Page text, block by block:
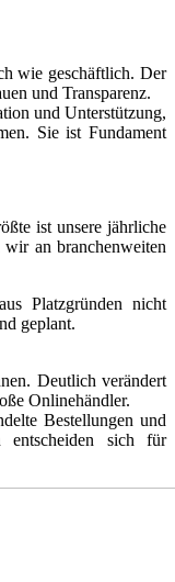
wie geschäftlich. Der
und Transparenz.
und Unterstützung,
Sie ist Fundament
ist unsere jährliche
an branchenweiten
Platzgründen nicht
geplant.
Deutlich verändert
Onlinehändler.
Bestellungen und
entscheiden sich für